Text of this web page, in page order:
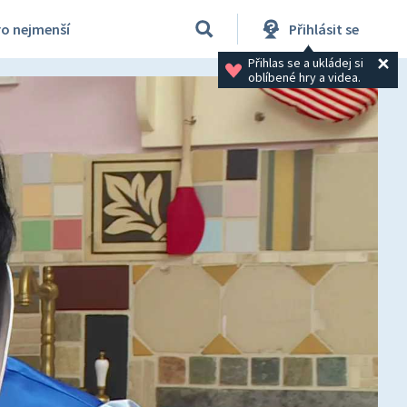
nejmenší Přihlásit se
Přihlas se a ukládej si
oblíbené hry a videa.